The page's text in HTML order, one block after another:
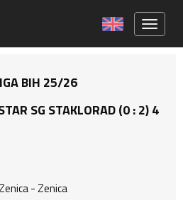
BIH 25/26
SG STAKLORAD (0 : 2) 4
- Zenica